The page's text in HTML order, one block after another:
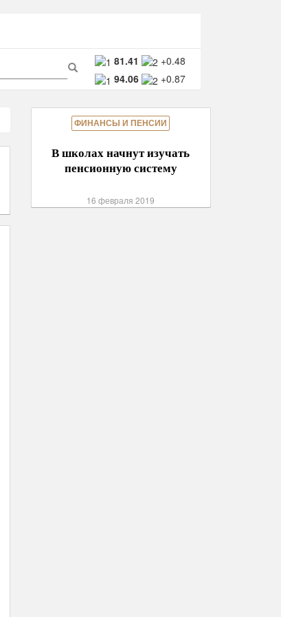
81.41
+0.48
94.06
+0.87
Поиск
ФИНАНСЫ И ПЕНСИИ
В школах начнут изучать
пенсионную систему
16 февраля 2019